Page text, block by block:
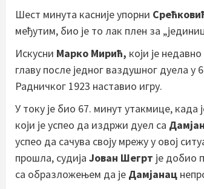
Шест минута касније упорни
међутим, био је то лак плен за
Искусни Марко Мирић, који је
главу после једног ваздушног дуела у
Радничког 1923 наставио игру.
У току је био 67. минут утакмице, када
који је успео да издржи дуел са
успео да сачува своју мрежу у овој
прошла, судија Јован Шегрт је добио
са образложењем да је Дамјанац